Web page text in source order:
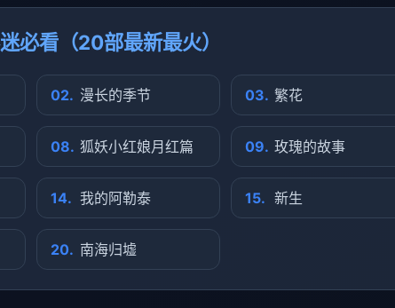
必看（20部最新最火）
02. 漫长的季节 03. 繁花
08. 狐妖小红娘月红篇 09. 玫瑰的故事
14. 我的阿勒泰 15. 新生
20. 南海归墟